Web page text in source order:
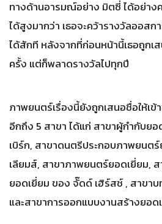
ทางด้านอารมณ์อย่าง มิตซี่ ได้อย่าง
ได้สูงมากว่า เธอจะคว้ารางวัลออส
ได้สักที หลังจากที่ก่อนหน้านี้เธอถูกเ
ครั้ง แต่ก็พลาดรางวัลไปทุกปี
ภาพยนตร์เรื่องนี้ยังถูกเสนอชื่อให้เข้
อีกถึง 5 สาขา ได้แก่ สาขาผู้กำกับย
เบิร์ก, สาขาดนตรีประกอบภาพยนต
เลียมส์, สาขาภาพยนตร์ยอดเยี่ยม,
ยอดเยี่ยม ของ จั๊ดด์ เฮิร์สช์ , สาขา
และสาขาการออกแบบงานสร้างยอด